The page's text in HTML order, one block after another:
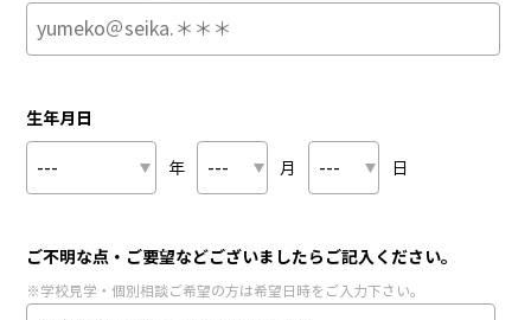
生年月日
年 月 日
ご不明な点・ご要望などございましたらご記入ください。
※学校見学・個別相談ご希望の方は希望日時をご入力下さい。